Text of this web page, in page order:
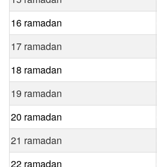
16 ramadan
17 ramadan
18 ramadan
19 ramadan
20 ramadan
21 ramadan
22 ramadan